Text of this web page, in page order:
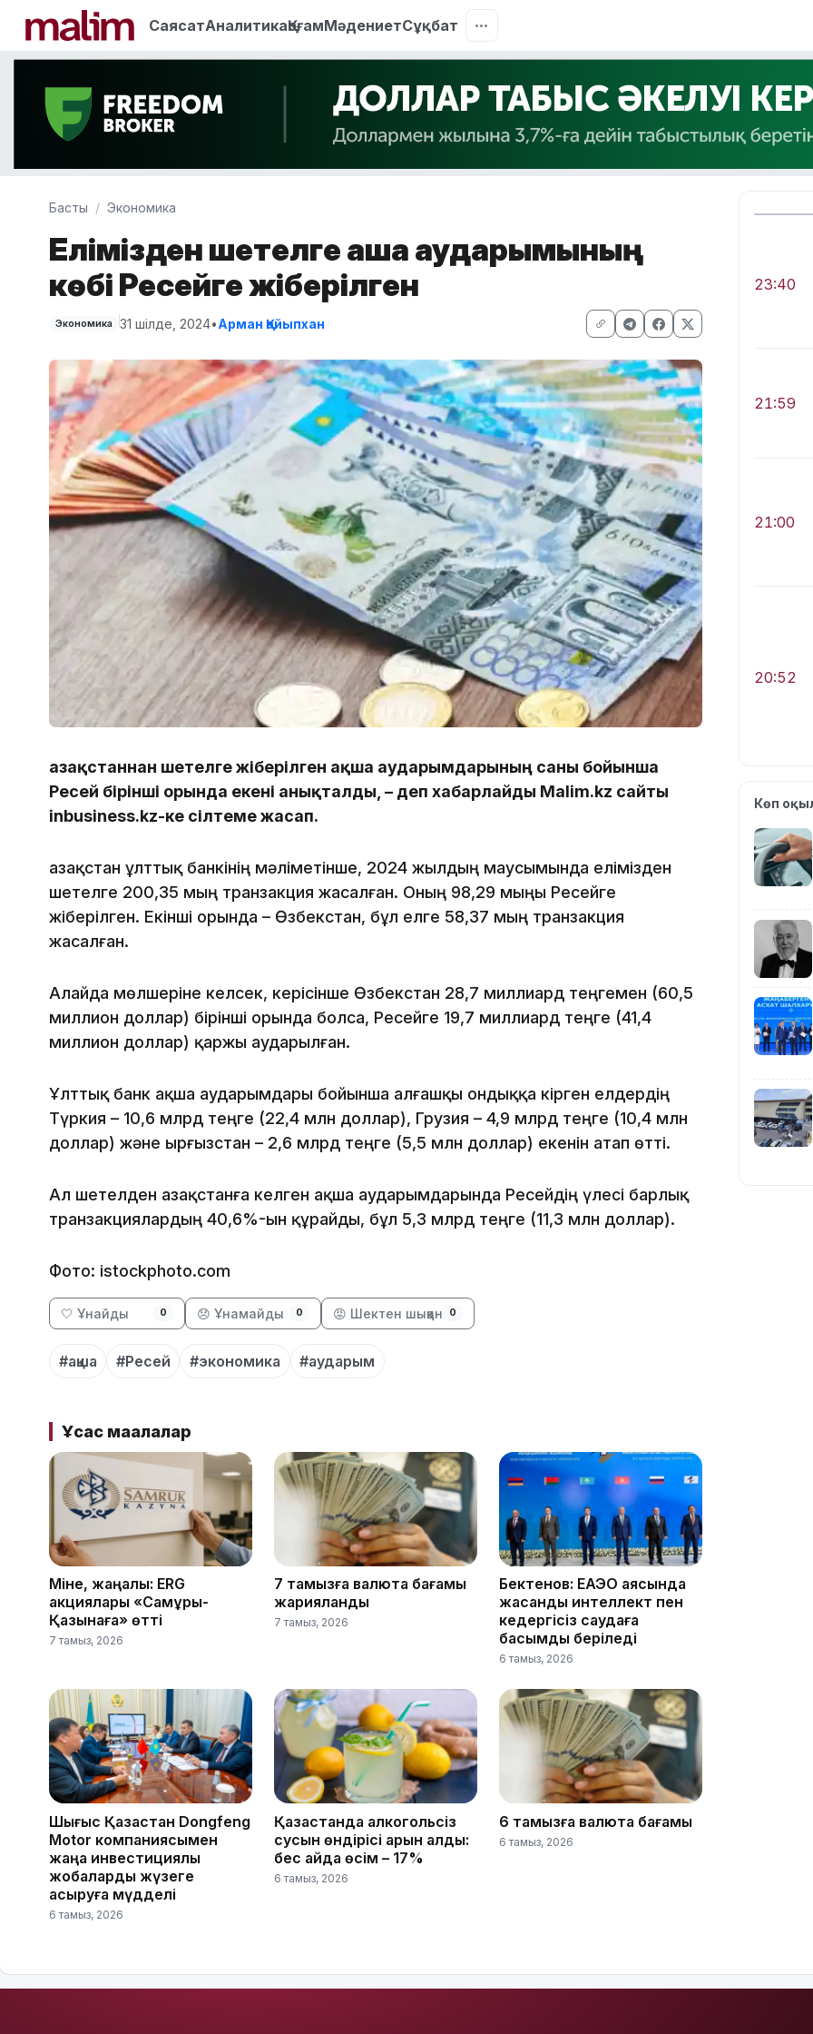
СаясатАналитикаҚоғамМәдениетСұқбат
Басты Экономика
Елімізден шетелге ақша аударымының
көбі Ресейге жіберілген
Экономика 31 шілде, 2024•Арман Қайыпхан
Қазақстаннан шетелге жіберілген ақша аударымдарының саны бойынша
Ресей бірінші орында екені анықталды, – деп хабарлайды Malim.kz сайты
inbusiness.kz-ке сілтеме жасап.
Қазақстан ұлттық банкінің мәліметінше, 2024 жылдың маусымында елімізден
шетелге 200,35 мың транзакция жасалған. Оның 98,29 мыңы Ресейге
жіберілген. Екінші орында – Өзбекстан, бұл елге 58,37 мың транзакция
жасалған.
Алайда мөлшеріне келсек, керісінше Өзбекстан 28,7 миллиард теңгемен (60,5
миллион доллар) бірінші орында болса, Ресейге 19,7 миллиард теңге (41,4
миллион доллар) қаржы аударылған.
Ұлттық банк ақша аударымдары бойынша алғашқы ондыққа кірген елдердің
Түркия – 10,6 млрд теңге (22,4 млн доллар), Грузия – 4,9 млрд теңге (10,4 млн
доллар) және Қырғызстан – 2,6 млрд теңге (5,5 млн доллар) екенін атап өтті.
Ал шетелден Қазақстанға келген ақша аударымдарында Ресейдің үлесі барлық
транзакциялардың 40,6%-ын құрайды, бұл 5,3 млрд теңге (11,3 млн доллар).
Фото: istockphoto.com
🤍 Ұнайды 0 😞 Ұнамайды 0 😡 Шектен шыққан 0
#ақша #Ресей #экономика #аударым
Ұқсас мақалалар
Міне, жаңалық: ERG
акциялары «Самұрық-
Қазынаға» өтті
7 тамыз, 2026
7 тамызға валюта бағамы
жарияланды
7 тамыз, 2026
Бектенов: ЕАЭО аясында
жасанды интеллект пен
кедергісіз саудаға
басымдық беріледі
6 тамыз, 2026
Шығыс Қазақстан Dongfeng
Motor компаниясымен
жаңа инвестициялық
жобаларды жүзеге
асыруға мүдделі
6 тамыз, 2026
Қазақстанда алкогольсіз
сусын өндірісі қарқын алды:
бес айда өсім – 17%
6 тамыз, 2026
6 тамызға валюта бағамы
6 тамыз, 2026
23:40
21:59
21:00
20:52
19:39
17:34
Көп